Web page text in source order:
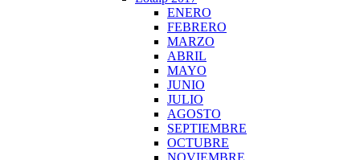
ENERO
FEBRERO
MARZO
ABRIL
MAYO
JUNIO
JULIO
AGOSTO
SEPTIEMBRE
OCTUBRE
NOVIEMBRE